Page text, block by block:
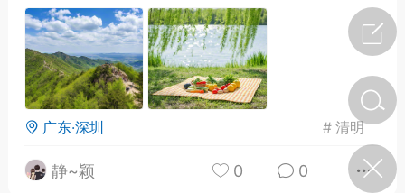
节返乡期间“闪
广东·深圳 #清明
静~颖 0 0